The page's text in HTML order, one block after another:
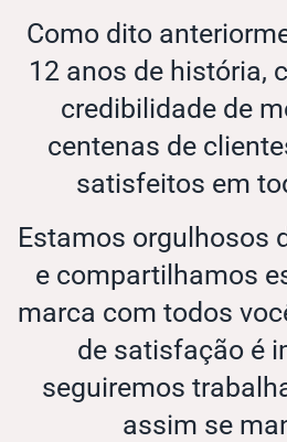
Como dito
12 anos de história,
credibilidade de
centenas de
satisfeitos em
Estamos orgulhosos
e compartilhamos
marca com todos
de satisfação é
seguiremos
assim se